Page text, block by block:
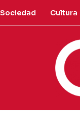
Sociedad Cultura